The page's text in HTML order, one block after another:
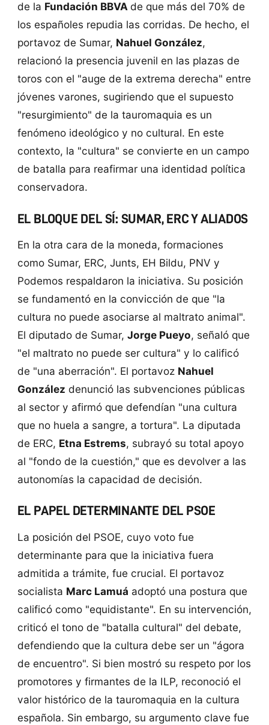
de la Fundación BBVAde que más del 70% de
los españoles repudia las corridas. De hecho, el
portavoz de Sumar, Nahuel González,
relacionó la presencia juvenil en las plazas de
toros con el "auge de la extrema derecha" entre
jóvenes varones, sugiriendo que el supuesto
"resurgimiento" de la tauromaquia es un
fenómeno ideológico y no cultural. En este
contexto, la "cultura" se convierte en un campo
de batalla para reafirmar una identidad política
conservadora.
EL BLOQUE DEL SÍ: SUMAR, ERC Y ALIADOS
En la otra cara de la moneda, formaciones
como Sumar, ERC, Junts, EH Bildu, PNV y
Podemos respaldaron la iniciativa. Su posición
se fundamentó en la convicción de que "la
cultura no puede asociarse al maltrato animal".
El diputado de Sumar, Jorge Pueyo, señaló que
"el maltrato no puede ser cultura" y lo calificó
de "una aberración". El portavoz Nahuel
González denunció las subvenciones públicas
al sector y afirmó que defendían "una cultura
que no huela a sangre, a tortura". La diputada
de ERC, Etna Estrems, subrayó su total apoyo
al "fondo de la cuestión," que es devolver a las
autonomías la capacidad de decisión.
EL PAPEL DETERMINANTE DEL PSOE
La posición del PSOE, cuyo voto fue
determinante para que la iniciativa fuera
admitida a trámite, fue crucial. El portavoz
socialista Marc Lamuá adoptó una postura que
calificó como "equidistante". En su intervención,
criticó el tono de "batalla cultural" del debate,
defendiendo que la cultura debe ser un "ágora
de encuentro". Si bien mostró su respeto por los
promotores y firmantes de la ILP, reconoció el
valor histórico de la tauromaquia en la cultura
española. Sin embargo, su argumento clave fue